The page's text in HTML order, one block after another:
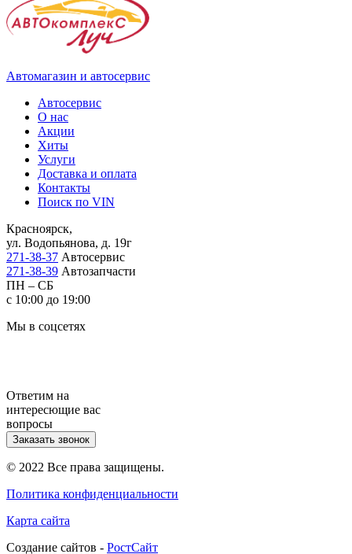
Автомагазин и автосервис
Автосервис
О нас
Акции
Хиты
Услуги
Доставка и оплата
Контакты
Поиск по VIN
Красноярск,
ул. Водопьянова, д. 19г
271-38-37 Автосервис
271-38-39 Автозапчасти
ПН – СБ
с 10:00 до 19:00
Мы в соцсетях
Ответим на
интересющие вас
вопросы
Заказать звонок
© 2022 Все права защищены.
Политика конфиденциальности
Карта сайта
Cоздание сайтов - РостСайт